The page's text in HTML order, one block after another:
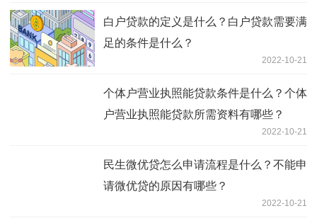
白户贷款的定义是什么？白户贷款需要满
足的条件是什么？
2022-10-21
个体户营业执照能贷款条件是什么？个体
户营业执照能贷款所需资料有哪些？
2022-10-21
民生微优贷怎么申请流程是什么？不能申
请微优贷的原因有哪些？
2022-10-21